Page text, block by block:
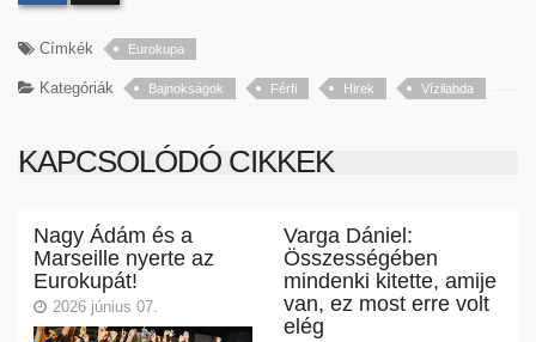
Címkék Eurokupa
Kategóriák Bajnokságok Férfi Hirek Vízilabda
KAPCSOLÓDÓ CIKKEK
Nagy Ádám és a
Marseille nyerte az
Eurokupát!
2026 június 07.
Varga Dániel:
Összességében
mindenki kitette, amije
van, ez most erre volt
elég